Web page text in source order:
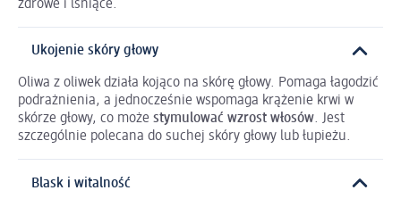
zdrowe i lśniące.
Ukojenie skóry głowy
Oliwa z oliwek działa kojąco na skórę głowy. Pomaga łagodzić
podrażnienia, a jednocześnie wspomaga krążenie krwi w
skórze głowy, co może stymulować wzrost włosów. Jest
szczególnie polecana do suchej skóry głowy lub łupieżu.
Blask i witalność